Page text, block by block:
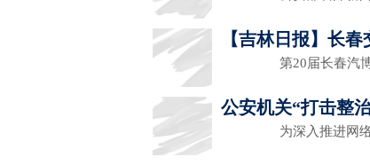
【吉林日报】长
第20届长春汽博会
公安机关“打击整
为深入推进网络谣